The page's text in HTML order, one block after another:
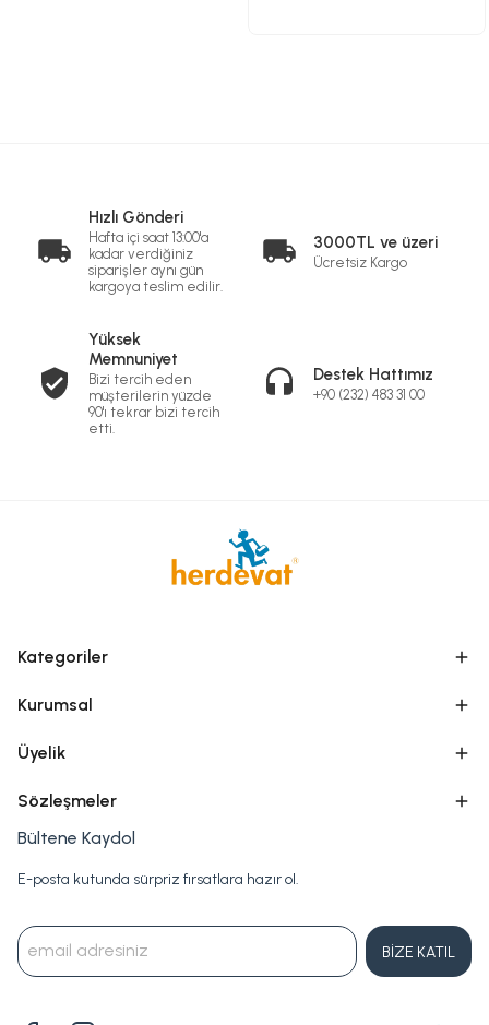
Hızlı Gönderi
Hafta içi saat 13:00'a
kadar verdiğiniz
siparişler aynı gün
kargoya teslim edilir.
3000TL ve üzeri
Ücretsiz Kargo
Yüksek
Memnuniyet
Bizi tercih eden
müşterilerin yüzde
90'ı tekrar bizi tercih
etti.
Destek Hattımız
+90 (232) 483 31 00
Kategoriler
Kurumsal
Üyelik
Sözleşmeler
Bültene Kaydol
E-posta kutunda sürpriz fırsatlara hazır ol.
BİZE KATIL